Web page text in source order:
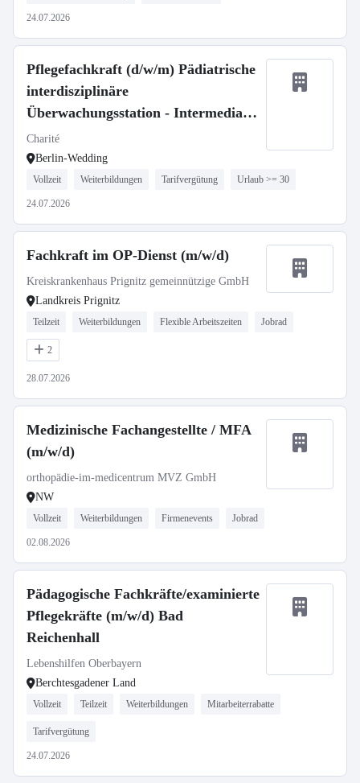
24.07.2026
Pflegefachkraft (d/w/m) Pädiatrische
interdisziplinäre
Überwachungsstation - Intermediate
Care
Charité
Berlin-Wedding
Vollzeit Weiterbildungen Tarifvergütung Urlaub >= 30
24.07.2026
Fachkraft im OP-Dienst (m/w/d)
Kreiskrankenhaus Prignitz gemeinnützige GmbH
Landkreis Prignitz
Teilzeit Weiterbildungen Flexible Arbeitszeiten Jobrad
2
28.07.2026
Medizinische Fachangestellte / MFA
(m/w/d)
orthopädie-im-medicentrum MVZ GmbH
NW
Vollzeit Weiterbildungen Firmenevents Jobrad
02.08.2026
Pädagogische Fachkräfte/examinierte
Pflegekräfte (m/w/d) Bad
Reichenhall
Lebenshilfen Oberbayern
Berchtesgadener Land
Vollzeit Teilzeit Weiterbildungen Mitarbeiterrabatte
Tarifvergütung
24.07.2026